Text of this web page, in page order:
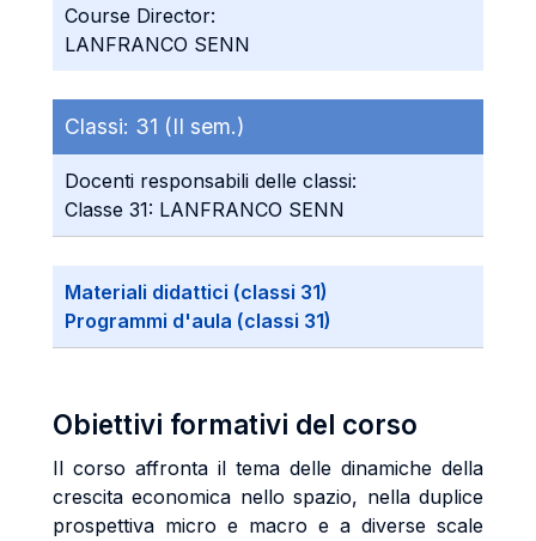
Course Director:
LANFRANCO SENN
Classi: 31 (II sem.)
Docenti responsabili delle classi:
Classe 31: LANFRANCO SENN
Materiali didattici (classi 31)
Programmi d'aula (classi 31)
Obiettivi formativi del corso
Il corso affronta il tema delle dinamiche della
crescita economica nello spazio, nella duplice
prospettiva micro e macro e a diverse scale